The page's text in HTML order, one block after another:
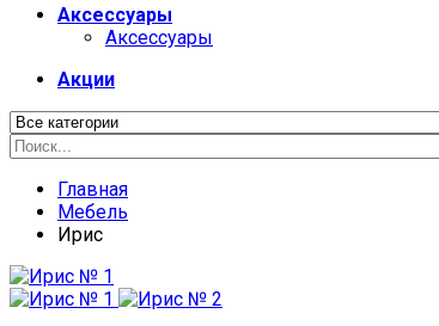
Аксессуары
Аксессуары
Акции
Главная
Мебель
Ирис